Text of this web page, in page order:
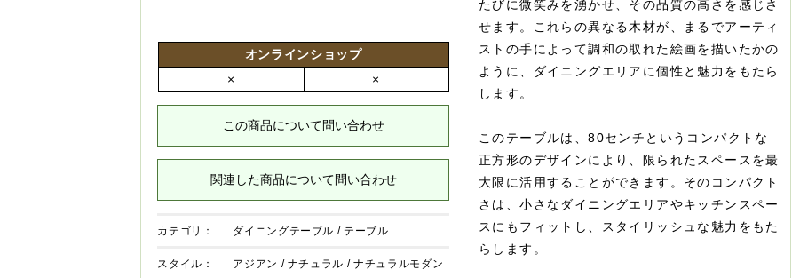
オンラインショップ
×
×
この商品について問い合わせ
関連した商品について問い合わせ
カテゴリ： ダイニングテーブル /テーブル
スタイル： アジアン / ナチュラル /ナチュラルモダン
たびに微笑みを湧かせ、その品質の高さを感じさ
せます。これらの異なる木材が、まるでアーティ
ストの手によって調和の取れた絵画を描いたかの
ように、ダイニングエリアに個性と魅力をもたら
します。
このテーブルは、80センチというコンパクトな
正方形のデザインにより、限られたスペースを最
大限に活用することができます。そのコンパクト
さは、小さなダイニングエリアやキッチンスペー
スにもフィットし、スタイリッシュな魅力をもた
らします。